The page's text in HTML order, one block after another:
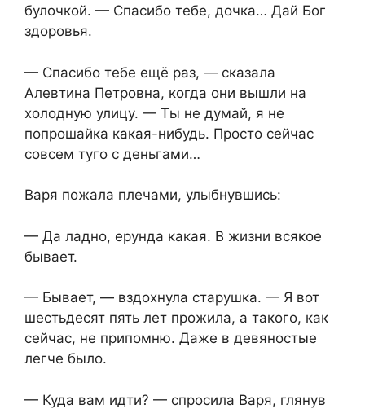
булочкой. — Спасибо тебе, дочка… Дай Бог
здоровья.
— Спасибо тебе ещё раз, — сказала
Алевтина Петровна, когда они вышли на
холодную улицу. — Ты не думай, я не
попрошайка какая-нибудь. Просто сейчас
совсем туго с деньгами…
Варя пожала плечами, улыбнувшись:
— Да ладно, ерунда какая. В жизни всякое
бывает.
— Бывает, — вздохнула старушка. — Я вот
шестьдесят пять лет прожила, а такого, как
сейчас, не припомню. Даже в девяностые
легче было.
— Куда вам идти? — спросила Варя, глянув